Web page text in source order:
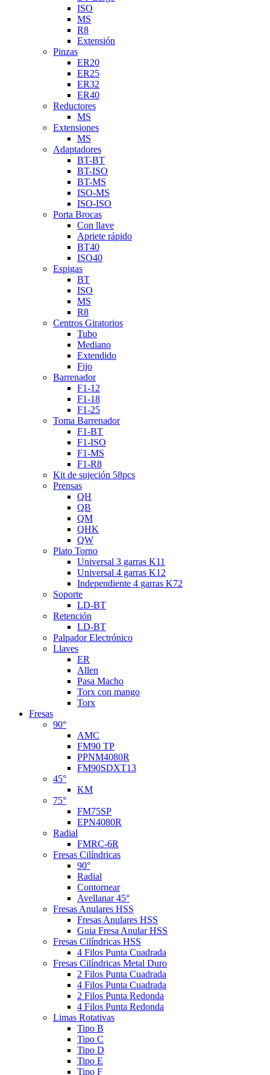
ISO
MS
R8
Extensión
Pinzas
ER20
ER25
ER32
ER40
Reductores
MS
Extensiones
MS
Adaptadores
BT-BT
BT-ISO
BT-MS
ISO-MS
ISO-ISO
Porta Brocas
Con llave
Apriete rápido
BT40
ISO40
Espigas
BT
ISO
MS
R8
Centros Giratorios
Tubo
Mediano
Extendido
Fijo
Barrenador
F1-12
F1-18
F1-25
Toma Barrenador
F1-BT
F1-ISO
F1-MS
F1-R8
Kit de sujeción 58pcs
Prensas
QH
QB
QM
QHK
QW
Plato Torno
Universal 3 garras K11
Universal 4 garras K12
Independiente 4 garras K72
Soporte
LD-BT
Retención
LD-BT
Palpador Electrónico
Llaves
ER
Allen
Pasa Macho
Torx con mango
Torx
Fresas
90°
AMC
FM90 TP
PPNM4080R
FM90SDXT13
45°
KM
75°
FM75SP
EPN4080R
Radial
FMRC-6R
Fresas Cilíndricas
90°
Radial
Contornear
Avellanar 45°
Fresas Anulares HSS
Fresas Anulares HSS
Guia Fresa Anular HSS
Fresas Cilíndricas HSS
4 Filos Punta Cuadrada
Fresas Cilíndricas Metal Duro
2 Filos Punta Cuadrada
4 Filos Punta Cuadrada
2 Filos Punta Redonda
4 Filos Punta Redonda
Limas Rotativas
Tipo B
Tipo C
Tipo D
Tipo E
Tipo F